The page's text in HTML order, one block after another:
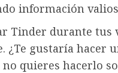
información
Tinder durante tus
¿Te gustaría hacer
quieres hacerlo